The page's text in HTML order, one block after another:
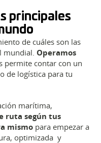
principales
de cuáles son las
mundial. Operamos
permite contar con un
de logística para tu
marítima,
ruta según tus
mismo para empezar a
optimizada y